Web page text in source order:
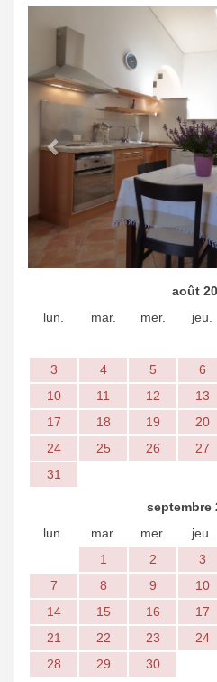
août
lun.
mar. mer. jeu.
3
4 5 6
10
11 12 13
17
18 19 20
24
25 26 27
31
septembre
lun.
mar. mer. jeu.
1
2 3
7
8 9 10
14
15 16 17
21
22 23 24
28
29 30